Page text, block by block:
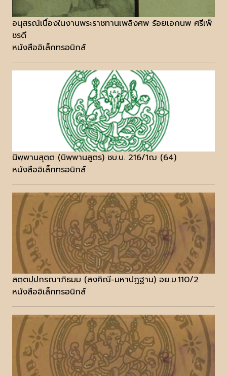
อนุสรณ์เนื่องในงานพระราชทานเพลิงศพ ร้อยเอกนพ ศรีเพ็
ชรดี
หนังสืออิเล็กทรอนิกส์
นิพฺพานสุตฺต (นิพฺพานสูตร) ชบ.บ. 216/1ฌ (64)
หนังสืออิเล็กทรอนิกส์
สตฺตปฺปกรณาภิธมฺม (สงฺคิณี-มหาปฎฐาน) อย.บ.110/2
หนังสืออิเล็กทรอนิกส์